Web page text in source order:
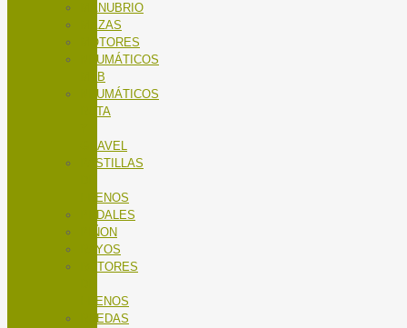
MANUBRIO
MAZAS
MOTORES
NEUMÁTICOS
MTB
NEUMÁTICOS
RUTA
GRAVEL
PASTILLAS
FRENOS
PEDALES
PIÑON
RAYOS
ROTORES
FRENOS
RUEDAS